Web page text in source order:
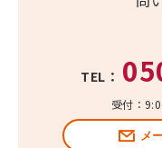
TEL：
受付：
メ